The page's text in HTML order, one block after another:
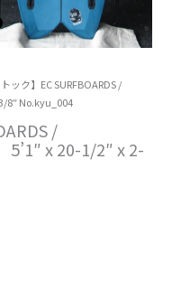
ック】EC SURFBOARDS /
8″ No.kyu_004
/
x 20-1/2″ x 2-